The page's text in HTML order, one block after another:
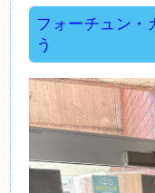
フォーチュン・
う